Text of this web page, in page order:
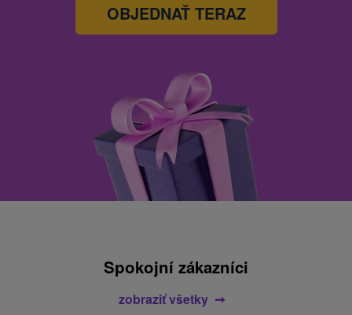
OBJEDNAŤ TERAZ
Spokojní zákazníci
zobraziť všetky